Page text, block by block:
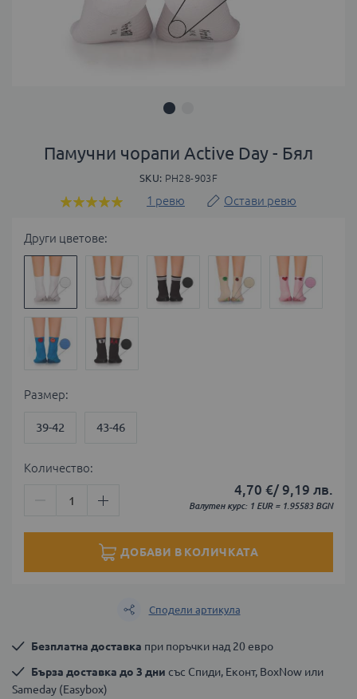
Памучни чорапи Active Day - Бял
SKU PH28-903F
Оценка:
1 ревю Остави ревю
Други цветове:
Размер
39-42 43-46
4,70 €/ 9,19 лв.
Валутен курс: 1 EUR = 1.95583 BGN
Количество:
ДОБАВИ В КОЛИЧКАТА
Сподели артикула
Безплатна доставка при поръчки над 20 евро
Бърза доставка до 3 дни със Спиди, Еконт, BoxNow или
Sameday (Easybox)